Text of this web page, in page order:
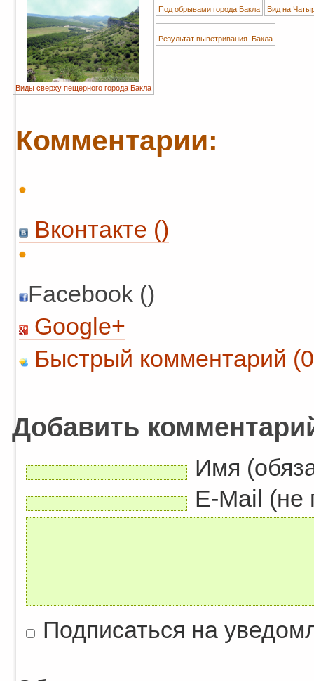
Виды сверху пещерного города Бакла
Под обрывами города Бакла Вид на
Результат выветривания. Бакла
Комментарии:
Вконтакте ()
Facebook ()
Google+
Быстрый комментарий
Добавить
Имя
E-Mail (не
Подписаться на